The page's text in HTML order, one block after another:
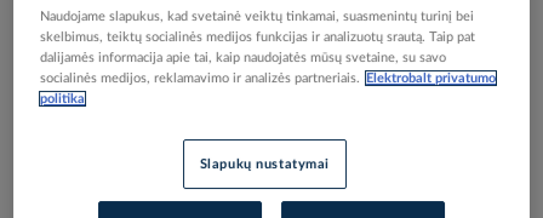
power plug-in relay - Zelio RPM - 4 C/O - 110 V DC,
RPM41FD, AUTOMATION PANEL OFFER,
Naudojame slapukus, kad svetainė veiktų tinkamai, suasmenintų turinį bei
skelbimus, teiktų socialinės medijos funkcijas ir analizuotų srautą. Taip pat
dalijamės informacija apie tai, kaip naudojatės mūsų svetaine, su savo
socialinės medijos, reklamavimo ir analizės partneriais.
Elektrobalt privatumo
politika
Slapukų nustatymai